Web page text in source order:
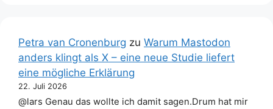
Petra van Cronenburg zu Warum Mastodon
anders klingt als X – eine neue Studie liefert
eine mögliche Erklärung
22. Juli 2026
@lars Genau das wollte ich damit sagen.Drum hat mir